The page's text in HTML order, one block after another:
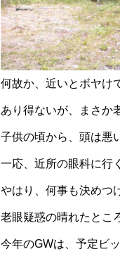
何故か、近いとボヤけ
あり得ないが、まさか
子供の頃から、頭は悪
一応、近所の眼科に行
やはり、何事も決めつ
老眼疑惑の晴れたとこ
今年のGWは、予定ビ